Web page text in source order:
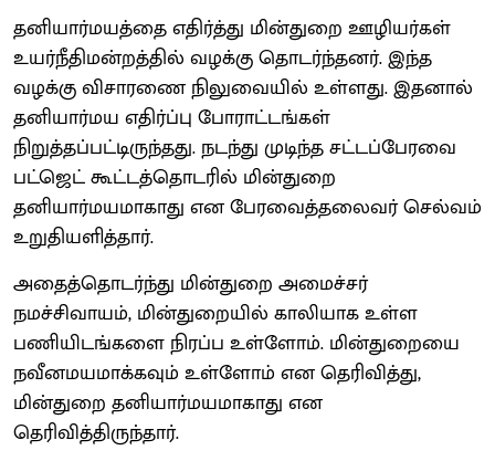
தனியார்மயத்தை எதிர்த்து மின்துறை ஊழியர்கள்
உயர்நீதிமன்றத்தில் வழக்கு தொடர்ந்தனர். இந்த
வழக்கு விசாரணை நிலுவையில் உள்ளது. இதனால்
தனியார்மய எதிர்ப்பு போராட்டங்கள்
நிறுத்தப்பட்டிருந்தது. நடந்து முடிந்த சட்டப்பேரவை
பட்ஜெட் கூட்டத்தொடரில் மின்துறை
தனியார்மயமாகாது என பேரவைத்தலைவர் செல்வம்
உறுதியளித்தார்.
அதைத்தொடர்ந்து மின்துறை அமைச்சர்
நமச்சிவாயம், மின்துறையில் காலியாக உள்ள
பணியிடங்களை நிரப்ப உள்ளோம். மின்துறையை
நவீனமயமாக்கவும் உள்ளோம் என தெரிவித்து,
மின்துறை தனியார்மயமாகாது என
தெரிவித்திருந்தார்.